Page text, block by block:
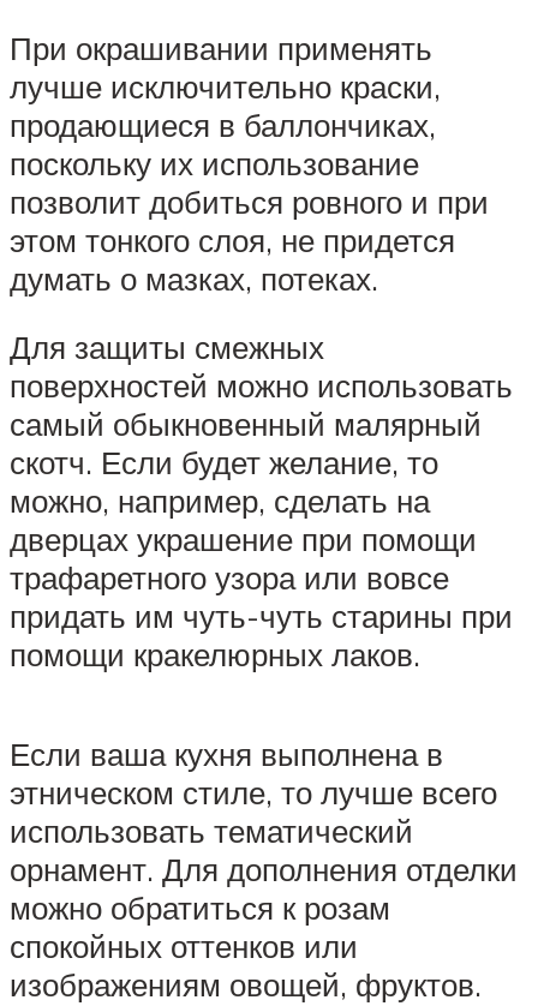
При окрашивании применять
лучше исключительно краски,
продающиеся в баллончиках,
поскольку их использование
позволит добиться ровного и при
этом тонкого слоя, не придется
думать о мазках, потеках.
Для защиты смежных
поверхностей можно использовать
самый обыкновенный малярный
скотч. Если будет желание, то
можно, например, сделать на
дверцах украшение при помощи
трафаретного узора или вовсе
придать им чуть-чуть старины при
помощи кракелюрных лаков.
Если ваша кухня выполнена в
этническом стиле, то лучше всего
использовать тематический
орнамент. Для дополнения отделки
можно обратиться к розам
спокойных оттенков или
изображениям овощей, фруктов.